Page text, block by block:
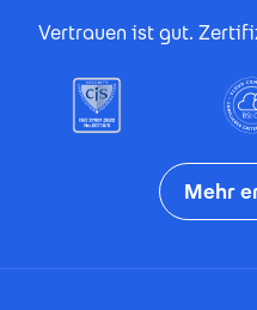
Vertrauen ist gut.
Mehr